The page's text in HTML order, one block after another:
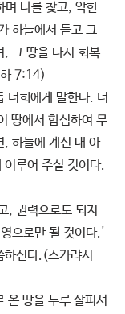
며 나를 찾고, 악한
하늘에서 듣고 그
, 그 땅을 다시 회복
7:14)
너희에게 말한다. 너
땅에서 합심하여 무
, 하늘에 계신 내 아
이루어 주실 것이다.
, 권력으로도 되지
으로만 될 것이다.'
하신다.(스가랴서
온 땅을 두루 살피셔